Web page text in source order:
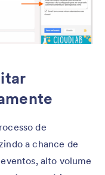
de
a chance de
alto volume